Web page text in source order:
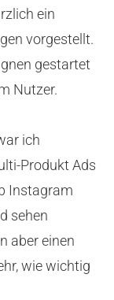
ein
vorgestellt.
gestartet
Nutzer.
ich
Produkt Ads
Instagram
sehen
aber einen
wie wichtig